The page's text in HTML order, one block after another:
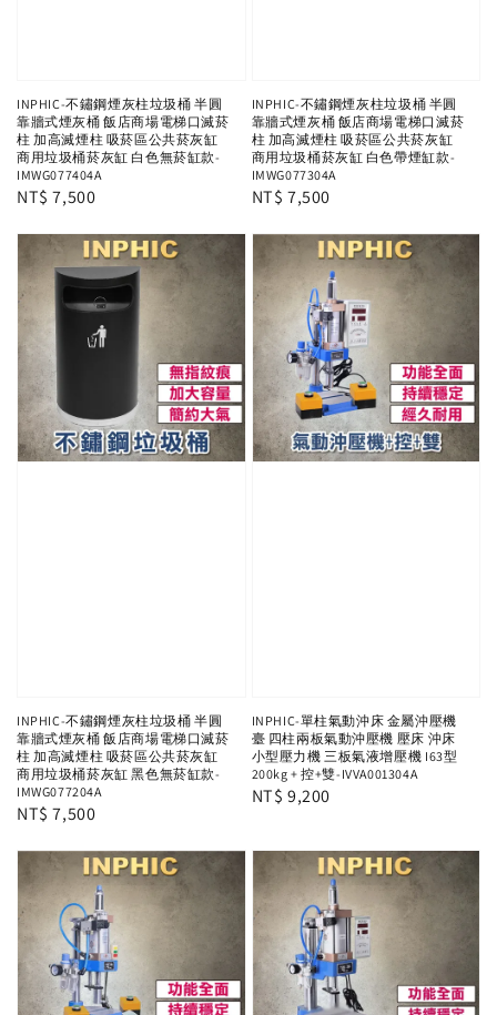
INPHIC-不鏽鋼煙灰柱垃圾桶 半圓
靠牆式煙灰桶 飯店商場電梯口滅菸
柱 加高滅煙柱 吸菸區公共菸灰缸
商用垃圾桶菸灰缸 白色無菸缸款-
IMWG077404A
Regular
NT$ 7,500
INPHIC-不鏽鋼煙灰柱垃圾桶 半圓
靠牆式煙灰桶 飯店商場電梯口滅菸
柱 加高滅煙柱 吸菸區公共菸灰缸
商用垃圾桶菸灰缸 白色帶煙缸款-
IMWG077304A
Regular
NT$ 7,500
INPHIC-不鏽鋼煙灰柱垃圾桶 半圓
靠牆式煙灰桶 飯店商場電梯口滅菸
柱 加高滅煙柱 吸菸區公共菸灰缸
商用垃圾桶菸灰缸 黑色無菸缸款-
IMWG077204A
Regular
NT$ 7,500
INPHIC-單柱氣動沖床 金屬沖壓機
臺 四柱兩板氣動沖壓機 壓床 沖床
小型壓力機 三板氣液增壓機 I63型
200kg + 控+雙-IVVA001304A
Regular
NT$ 9,200